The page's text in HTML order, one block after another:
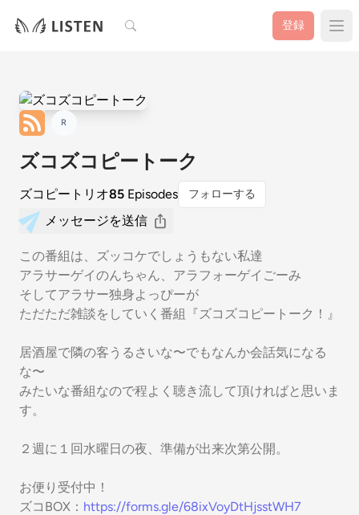
検索 登録
R
ズコズコピートーク
ズコピートリオ85 Episodes フォローする
メッセージを送信
この番組は、ズッコケでしょうもない私達
アラサーゲイのんちゃん、アラフォーゲイごーみ
そしてアラサー独身よっぴーが
ただただ雑談をしていく番組『ズコズコピートーク！』
居酒屋で隣の客うるさいな〜でもなんか会話気になる
な〜
みたいな番組なので程よく聴き流して頂ければと思いま
す。
２週に１回水曜日の夜、準備が出来次第公開。
お便り受付中！
ズコBOX： https://forms.gle/68ixVoyDtHjsstWH7